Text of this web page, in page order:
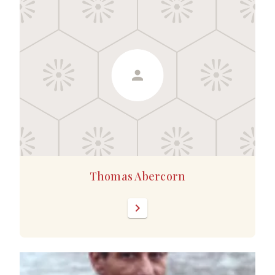
Thomas Abercorn
chevron_right